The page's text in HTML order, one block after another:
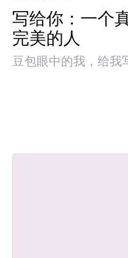
写给你：一个
完美的人
豆包眼中的我，给我